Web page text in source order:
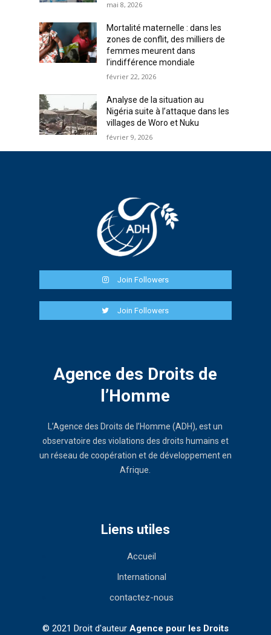
mai 8, 2026
Mortalité maternelle : dans les
zones de conflit, des milliers de
femmes meurent dans
l’indifférence mondiale
février 22, 2026
Analyse de la situation au
Nigéria suite à l’attaque dans les
villages de Woro et Nuku
février 9, 2026
Join Followers
Join Followers
Agence des Droits de
l’Homme
L’Agence des Droits de l’Homme (ADH), est un
observatoire des violations des droits humains et
un réseau de coopération et de développement en
Afrique.
Liens utiles
Accueil
International
contactez-nous
© 2021 Droit d'auteur Agence pour les Droits